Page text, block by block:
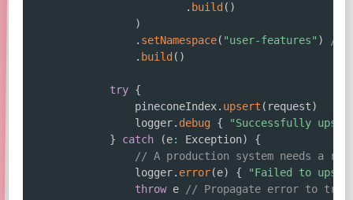
. build ( )
)
. setNamespace( "user-features" )
//
. build ( )
try {
                pineconeIndex
. upsert ( request)
                logger
. debug {
"Successfully
}
catch (e: Exception)
{
// A production system needs a
                logger
. error(e) {
"Failed to
throw e
// Propagate error to